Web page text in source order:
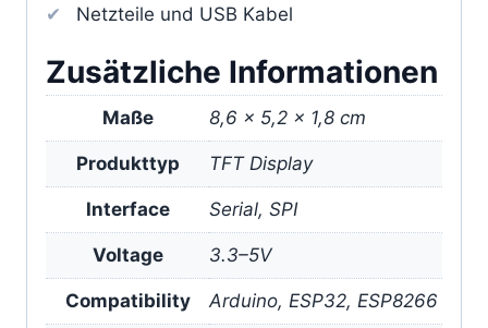
Netzteile und USB Kabel
Zusätzliche Informationen
Maße 8,6 × 5,2 × 1,8 cm
Produkttyp TFT Display
Interface Serial, SPI
Voltage 3.3–5V
Compatibility Arduino, ESP32, ESP8266